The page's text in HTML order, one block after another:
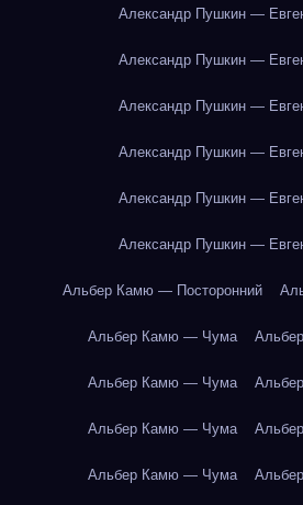
Александр Пушкин —
Александр Пушкин —
Александр Пушкин —
Александр Пушкин —
Александр Пушкин —
Александр Пушкин —
Альбер Камю — Посторонний
Альбер Камю — Чума
Альбер Камю — Чума
Альбер Камю — Чума
Альбер Камю — Чума